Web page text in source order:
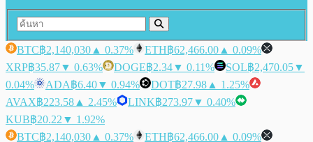
BTC฿2,140,030 ▲ 0.37% ETH฿62,466.00 ▲ 0.09%
XRP฿35.87▼ 0.63% DOGE฿2.34▼ 0.11% SOL฿2,470.05▼
0.04%
ADA฿6.40▼ 0.94% DOT฿27.98 ▲ 1.25%
AVAX฿223.58 ▲ 2.45% LINK฿273.97▼ 0.40%
KUB฿20.22 ▼ 1.92%
BTC฿2,140,030 ▲ 0.37% ETH฿62,466.00 ▲ 0.09%